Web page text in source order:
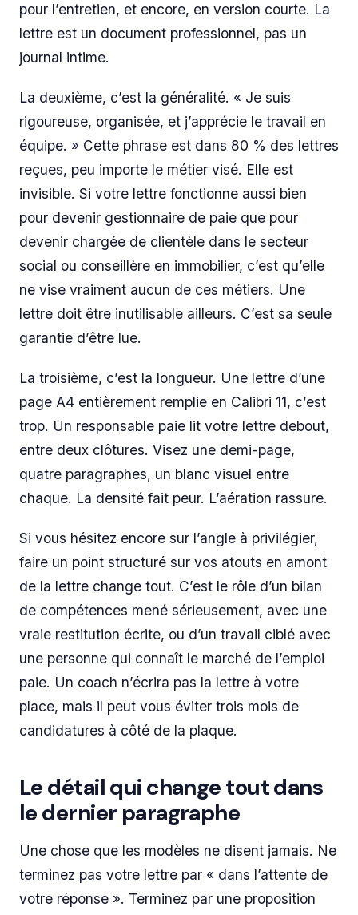
pour l’entretien, et encore, en version courte. La
lettre est un document professionnel, pas un
journal intime.
La deuxième, c’est la généralité. « Je suis
rigoureuse, organisée, et j’apprécie le travail en
équipe. » Cette phrase est dans 80 % des lettres
reçues, peu importe le métier visé. Elle est
invisible. Si votre lettre fonctionne aussi bien
pour devenir gestionnaire de paie que pour
devenir chargée de clientèle dans le secteur
social ou conseillère en immobilier, c’est qu’elle
ne vise vraiment aucun de ces métiers. Une
lettre doit être inutilisable ailleurs. C’est sa seule
garantie d’être lue.
La troisième, c’est la longueur. Une lettre d’une
page A4 entièrement remplie en Calibri 11, c’est
trop. Un responsable paie lit votre lettre debout,
entre deux clôtures. Visez une demi-page,
quatre paragraphes, un blanc visuel entre
chaque. La densité fait peur. L’aération rassure.
Si vous hésitez encore sur l’angle à privilégier,
faire un point structuré sur vos atouts en amont
de la lettre change tout. C’est le rôle d’un bilan
de compétences mené sérieusement, avec une
vraie restitution écrite, ou d’un travail ciblé avec
une personne qui connaît le marché de l’emploi
paie. Un coach n’écrira pas la lettre à votre
place, mais il peut vous éviter trois mois de
candidatures à côté de la plaque.
Le détail qui change tout dans
le dernier paragraphe
Une chose que les modèles ne disent jamais. Ne
terminez pas votre lettre par « dans l’attente de
votre réponse ». Terminez par une proposition